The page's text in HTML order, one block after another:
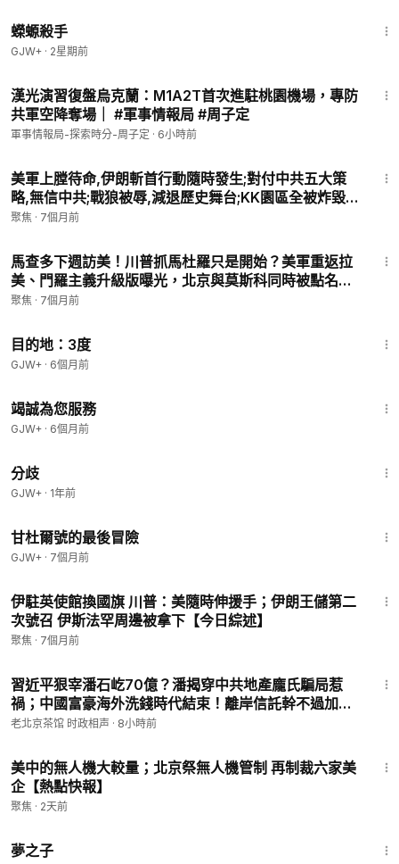
蠑螈殺手
GJW+ · 2星期前
漢光演習復盤烏克蘭：M1A2T首次進駐桃園機場，專防
共軍空降奪場｜ #軍事情報局 #周子定
軍事情報局-探索時分-周子定 · 6小時前
美軍上膛待命,伊朗斬首行動隨時發生;對付中共五大策
略,無信中共;戰狼被辱,減退歷史舞台;KK園區全被炸毀,
習近平姐姐馬仔被保;大陸4醫院連珍癌症,實習生捅破真
聚焦 · 7個月前
馬查多下週訪美！川普抓馬杜羅只是開始？美軍重返拉
美、門羅主義升級版曝光，北京與莫斯科同時被點名！
【今日綜述-3pm】
聚焦 · 7個月前
目的地：3度
GJW+ · 6個月前
竭誠為您服務
GJW+ · 6個月前
分歧
GJW+ · 1年前
甘杜爾號的最後冒險
GJW+ · 7個月前
伊駐英使館換國旗 川普：美隨時伸援手；伊朗王儲第二
次號召 伊斯法罕周邊被拿下【今日綜述】
聚焦 · 7個月前
習近平狠宰潘石屹70億？潘揭穿中共地產龐氏騙局惹
禍；中國富豪海外洗錢時代結束！離岸信託幹不過加速
倒車！（老北京茶館/第1710集/2026/08/09）
老北京茶馆 时政相声 · 8小時前
美中的無人機大較量；北京祭無人機管制 再制裁六家美
企【熱點快報】
聚焦 · 2天前
夢之子